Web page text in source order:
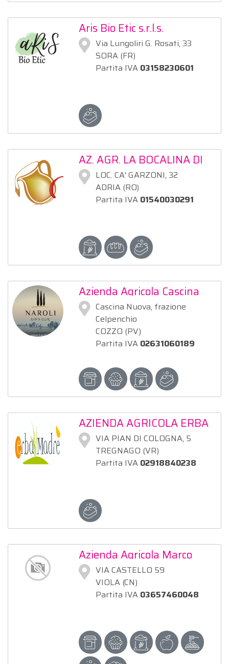
Aris Bio Etic s.r.l.s.
Via Lungoliri G. Rosati, 33
SORA (FR)
Partita IVA 03158230601
AZ. AGR. LA BOCALINA DI
SILVIA BERTAZZO
LOC. CA' GARZONI, 32
ADRIA (RO)
Partita IVA 01540030291
Azienda Agricola Cascina
Nuova di Fornaroli Erika
Cascina Nuova, frazione
Celpenchio
COZZO (PV)
Partita IVA 02631060189
AZIENDA AGRICOLA ERBA
MADRE DI BAGATIN
GIOVANNI
VIA PIAN DI COLOGNA, 5
TREGNAGO (VR)
Partita IVA 02918840238
Azienda Agricola Marco
Bozzolo
VIA CASTELLO 59
VIOLA (CN)
Partita IVA 03657460048